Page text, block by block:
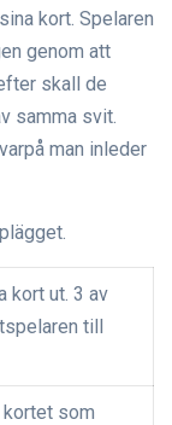
kort. Spelaren
genom att
skall de
samma svit.
man inleder
kort ut. 3 av
till
som